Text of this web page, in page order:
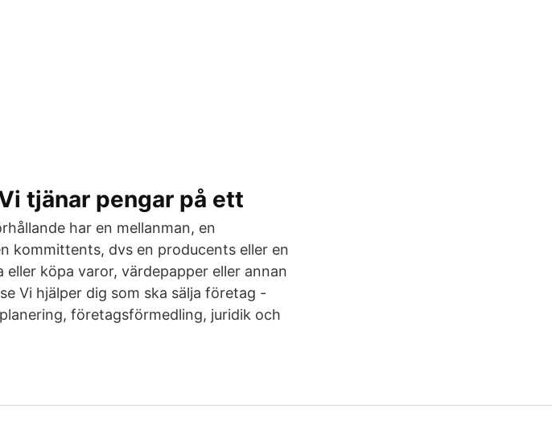
tjänar pengar på ett
har en mellanman, en
kommittents, dvs en producents eller en
köpa varor, värdepapper eller annan
Vi hjälper dig som ska sälja företag -
företagsförmedling, juridik och